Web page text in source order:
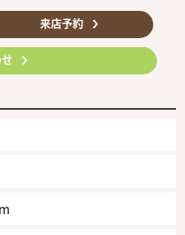
来店予約